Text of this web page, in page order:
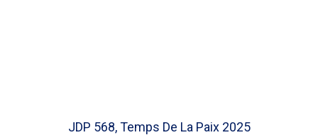
JDP 568, Temps De La Paix 2025